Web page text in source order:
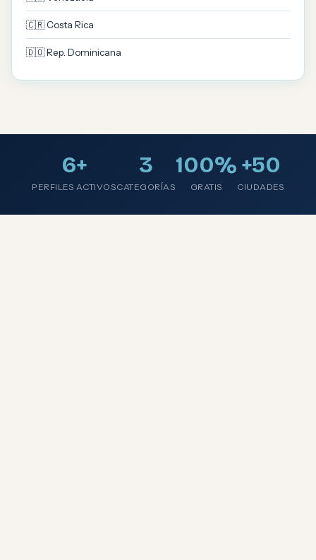
🇨🇷 Costa Rica
🇩🇴 Rep. Dominicana
6+
PERFILES ACTIVOS
3
CATEGORÍAS
100%
GRATIS
+50
CIUDADES